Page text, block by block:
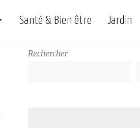
Santé & Bien être Jardin
Rechercher